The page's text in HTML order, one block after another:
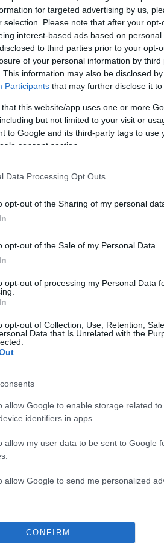
for targeted advertising by us,
selection. Please note that after your
interest-based ads based on
to third parties prior to your opt-
of your personal information by third
This information may also be disclosed
Participants that may further disclose it
that this website/app uses one or more
but not limited to your visit or
to Google and its third-party tags to
consent section.
Data Processing Opt Outs
opt-out of the Sharing of my personal
opt-out of the Sale of my Personal Data.
opt-out of processing my Personal Data
opt-out of Collection, Use, Retention,
Data that Is Unrelated with the
allow Google to enable storage related
identifiers in apps.
allow my user data to be sent to Google
allow Google to send me personalized
CONFIRM
δικαιώματα.
με τις πρόνοιες που
φορά τον εισπρακτικό μας
με την ενεργή
στην αγορά.
ΔΙΑΦΗΜΙΣΗ
νέου νόμου θα